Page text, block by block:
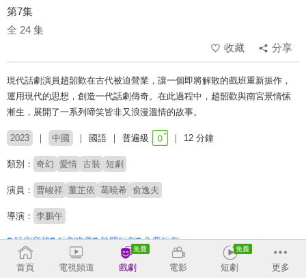
第7集
全 24 集
收藏
分享
現代話劇演員趙韶歡在古代被迫營業，讓一個即將解散的戲班重新振作，
運用現代的思想，創造一代話劇傳奇。在此過程中，趙韶歡與南宮景情愫
漸生，展開了一系列啼笑皆非又浪漫溫情的故事。
2023 中國 國語 普遍級 12 分鐘
類別： 奇幻 愛情 古裝 短劇
演員： 曹峻祥 董芷依 葛曉希 俞逸夫
導演： 李鵬午
# 時空穿越# 短劇推薦# 熱門短劇# 免費短劇
首頁 電視頻道 戲劇 電影 短劇 更多